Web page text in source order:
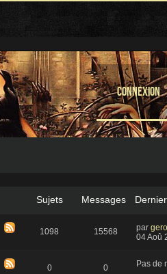
Connexion
Sujets Messages
1098 15568 par
04 Aoû
0 0 Pas de